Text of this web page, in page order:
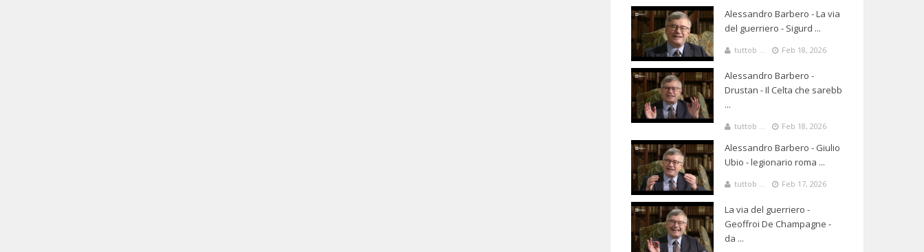
Alessandro Barbero - La via
del guerriero - Sigurd ...
tuttob ... Feb 18, 2026
Alessandro Barbero -
Drustan - Il Celta che sarebb
...
tuttob ... Feb 18, 2026
Alessandro Barbero - Giulio
Ubio - legionario roma ...
tuttob ... Feb 17, 2026
La via del guerriero -
Geoffroi De Champagne -
da ...